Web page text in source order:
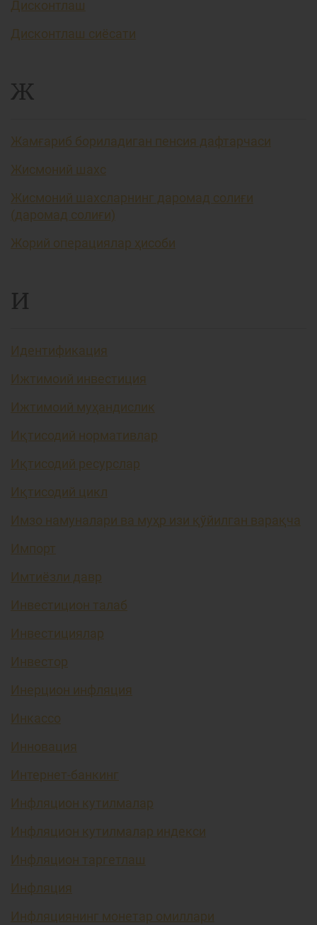
Дисконтлаш
Дисконтлаш сиёсати
Ж
Жамғариб бориладиган пенсия дафтарчаси
Жисмоний шахс
Жисмоний шахсларнинг даромад солиғи
(даромад солиғи)
Жорий операциялар ҳисоби
И
Идентификация
Ижтимоий инвестиция
Ижтимоий муҳандислик
Иқтисодий нормативлар
Иқтисодий ресурслар
Иқтисодий цикл
Имзо намуналари ва муҳр изи қўйилган варақча
Импорт
Имтиёзли давр
Инвестицион талаб
Инвестициялар
Инвестор
Инерцион инфляция
Инкассо
Инновация
Интернет-банкинг
Инфляцион кутилмалар
Инфляцион кутилмалар индекси
Инфляцион таргетлаш
Инфляция
Инфляциянинг монетар омиллари